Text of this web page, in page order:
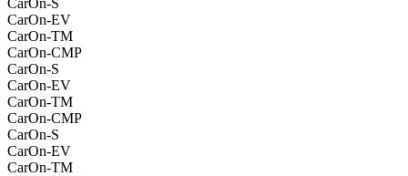
CarOn-S
CarOn-EV
CarOn-TM
CarOn-CMP
CarOn-S
CarOn-EV
CarOn-TM
CarOn-CMP
CarOn-S
CarOn-EV
CarOn-TM